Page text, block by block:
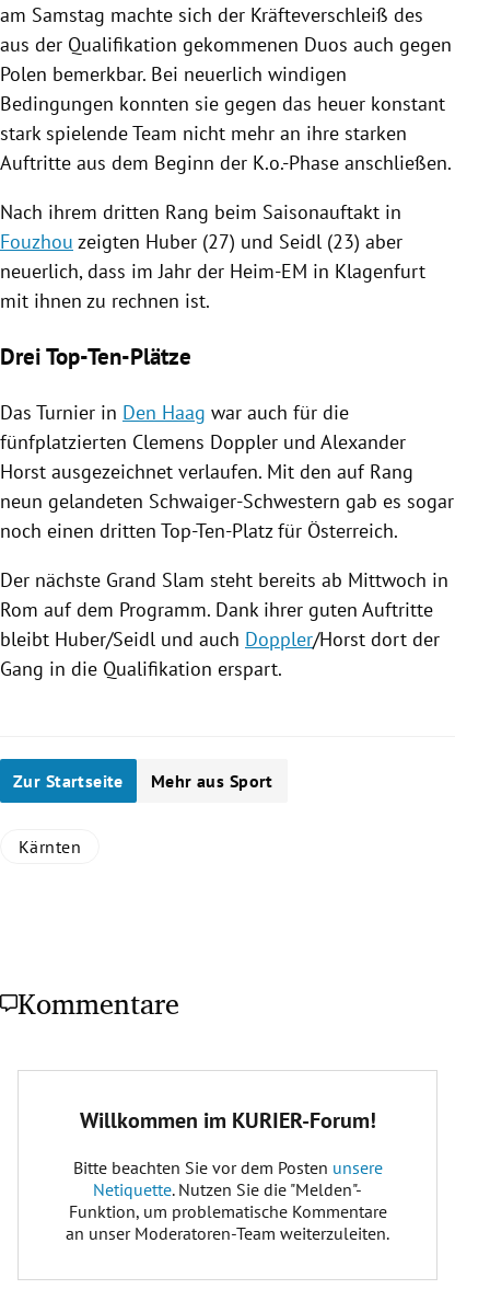
am Samstag machte sich der Kräfteverschleiß des
aus der Qualifikation gekommenen Duos auch gegen
Polen bemerkbar. Bei neuerlich windigen
Bedingungen konnten sie gegen das heuer konstant
stark spielende Team nicht mehr an ihre starken
Auftritte aus dem Beginn der K.o.-Phase anschließen.
Nach ihrem dritten Rang beim Saisonauftakt in
Fouzhou zeigten Huber (27) und Seidl (23) aber
neuerlich, dass im Jahr der Heim-EM in Klagenfurt
mit ihnen zu rechnen ist.
Drei Top-Ten-Plätze
Das Turnier in Den Haag war auch für die
fünfplatzierten Clemens Doppler und Alexander
Horst ausgezeichnet verlaufen. Mit den auf Rang
neun gelandeten Schwaiger-Schwestern gab es sogar
noch einen dritten Top-Ten-Platz für Österreich.
Der nächste Grand Slam steht bereits ab Mittwoch in
Rom auf dem Programm. Dank ihrer guten Auftritte
bleibt Huber/Seidl und auch Doppler/Horst dort der
Gang in die Qualifikation erspart.
Zur Startseite Mehr aus Sport
Kärnten
Kommentare